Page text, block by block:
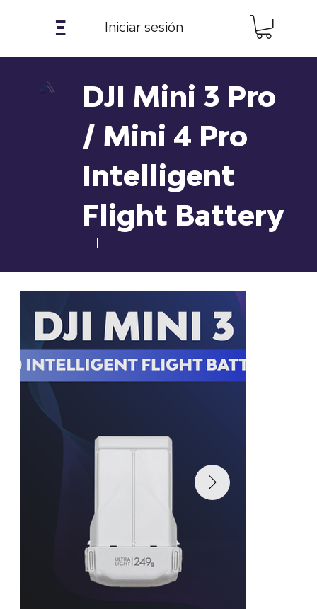
𝝣 Iniciar sesión
DJI Mini 3 Pro
/ Mini 4 Pro
Intelligent
Flight Battery